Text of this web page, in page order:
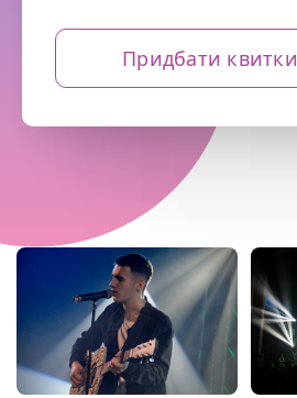
Придбати квитки